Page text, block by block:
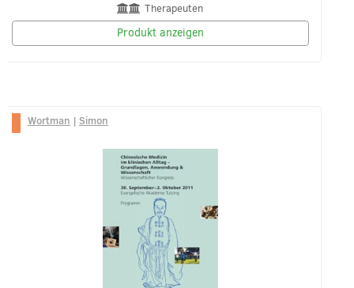
Therapeuten
Produkt anzeigen
Wortman | Simon